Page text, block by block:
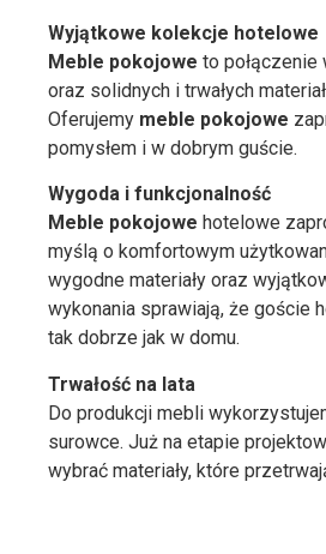
Wyjątkowe kolekcje hotelowe
Meble pokojowe to połączenie
oraz solidnych i trwałych
Oferujemy meble pokojowe
pomysłem i w dobrym guście.
Wygoda i funkcjonalność
Meble pokojowe hotelowe
myślą o komfortowym
wygodne materiały oraz
wykonania sprawiają, że goście
tak dobrze jak w domu.
Trwałość na lata
Do produkcji mebli
surowce. Już na etapie
wybrać materiały, które